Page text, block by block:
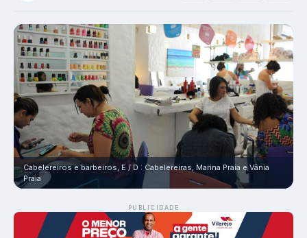
Cabelereiros e barbeiros, E / D : Cabelereiras, Marina Praia e Vânia
Praia
PUBLICIDADE